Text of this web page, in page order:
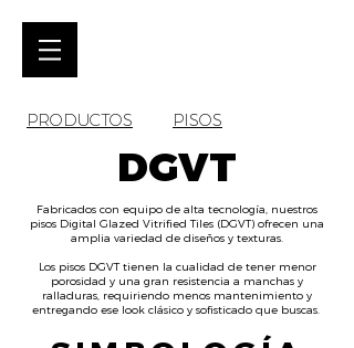
PRODUCTOS PISOS
DGVT
Fabricados con equipo de alta tecnología, nuestros
pisos Digital Glazed Vitrified Tiles (DGVT) ofrecen una
amplia variedad de diseños y texturas.
Los pisos DGVT tienen la cualidad de tener menor
porosidad y una gran resistencia a manchas y
ralladuras, requiriendo menos mantenimiento y
entregando ese look clásico y sofisticado que buscas.